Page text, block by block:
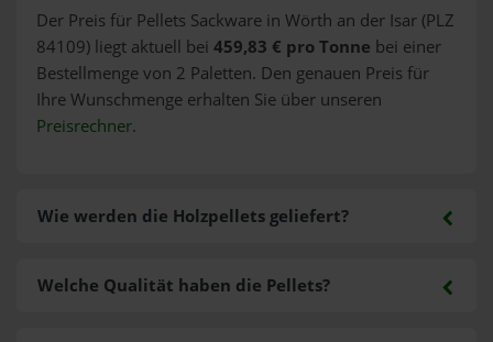
Der Preis für Pellets Sackware in Wörth an der Isar (PLZ
84109) liegt aktuell bei 459,83 € pro Tonne bei einer
Bestellmenge von 2 Paletten. Den genauen Preis für
Ihre Wunschmenge erhalten Sie über unseren
Preisrechner.
Wie werden die Holzpellets geliefert?
Welche Qualität haben die Pellets?